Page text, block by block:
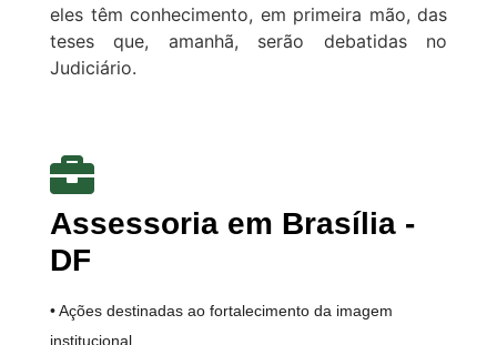
eles têm conhecimento, em primeira mão, das
teses que, amanhã, serão debatidas no
Judiciário.
Assessoria em Brasília -
DF
• Ações destinadas ao fortalecimento da imagem
institucional